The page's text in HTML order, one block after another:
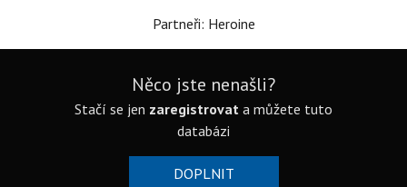
Partneři: Heroine
Něco jste nenašli?
Stačí se jen zaregistrovat a můžete tuto
databázi
DOPLNIT